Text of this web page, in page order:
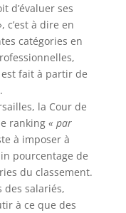
d’évaluer ses
c’est à dire en
catégories en
fait à partir de
.
la Cour de
ranking « par
à imposer à
pourcentage de
du classement.
des salariés,
à ce que des